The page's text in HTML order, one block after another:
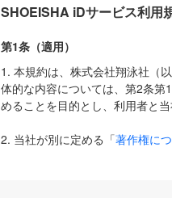
SHOEISHA iDサービス利用
第1条（適用）
1. 本規約は、株式会社翔泳社（
体的な内容については、第2条第
めることを目的とし、利用者と
2. 当社が別に定める「著作権に